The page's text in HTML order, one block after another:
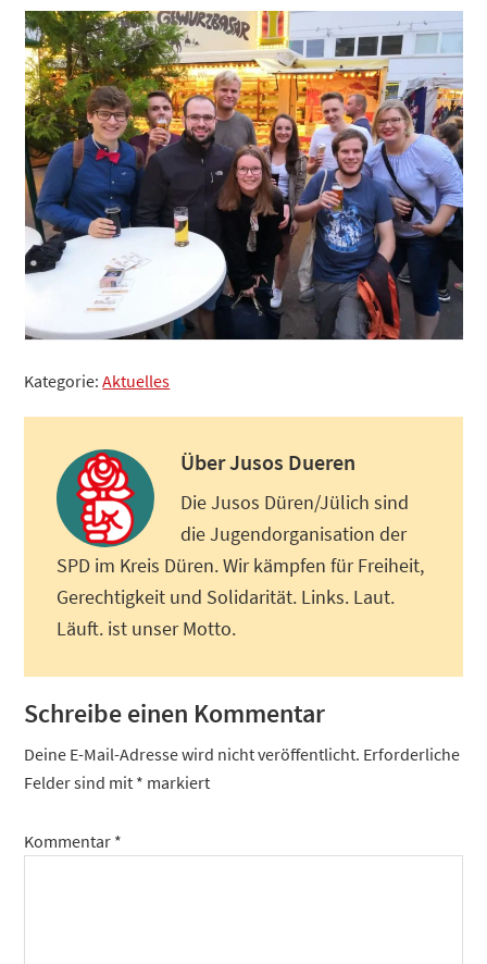
Kategorie:Aktuelles
ÜberJusos Dueren
Die Jusos Düren/Jülich sind
die Jugendorganisation der
SPD im Kreis Düren. Wir kämpfen für Freiheit,
Gerechtigkeit und Solidarität. Links. Laut.
Läuft. ist unser Motto.
Leser-
Interaktionen
Schreibe einen Kommentar
Deine E-Mail-Adresse wird nicht veröffentlicht. Erforderliche
Felder sind mit * markiert
Kommentar *